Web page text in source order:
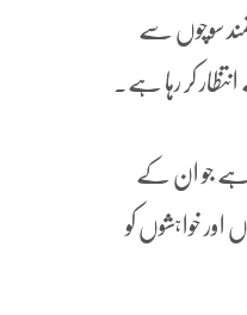
سوچوں سے
کر رہا ہے۔
ہے جو ان کے
اور خواہشوں کو